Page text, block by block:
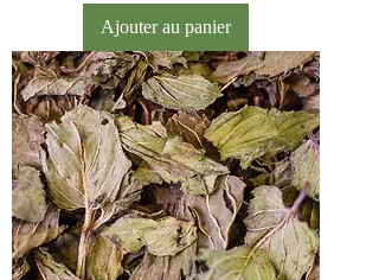
Ajouter au panier